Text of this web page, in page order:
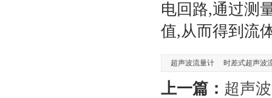
电回路,通过测
值,从而得到流
超声波流量计 时差式超声波
上一篇： 超声